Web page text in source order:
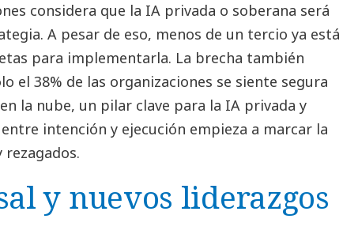
considera que la IA privada o soberana será
A pesar de eso, menos de un tercio ya está
para implementarla. La brecha también
el 38% de las organizaciones se siente segura
la nube, un pilar clave para la IA privada y
intención y ejecución empieza a marcar la
y nuevos liderazgos